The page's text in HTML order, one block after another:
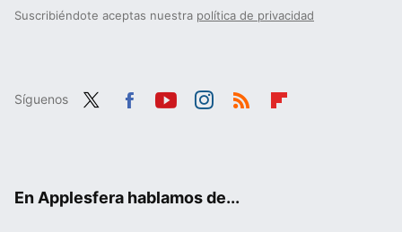
Suscribiéndote aceptas nuestra política de privacidad
Síguenos
En Applesfera hablamos de...